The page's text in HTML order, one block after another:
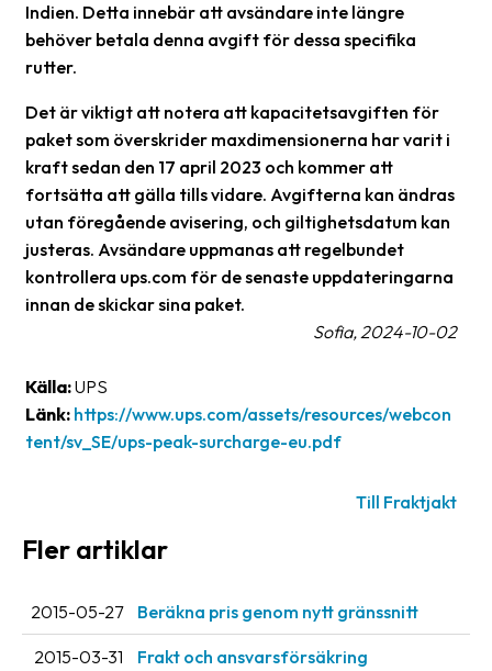
Om
Pressrum
Medarbetare
Jobb
&
karriär
Nyhetsarkiv
Villkor
och
farligt
innehåll
Indien. Detta innebär att avsändare inte längre
behöver betala denna avgift för dessa specifika
rutter.
Det är viktigt att notera att kapacitetsavgiften för
paket som överskrider maxdimensionerna har varit i
kraft sedan den 17 april 2023 och kommer att
fortsätta att gälla tills vidare. Avgifterna kan ändras
utan föregående avisering, och giltighetsdatum kan
justeras. Avsändare uppmanas att regelbundet
kontrollera ups.com för de senaste uppdateringarna
innan de skickar sina paket.
Sofia, 2024-10-02
Källa:UPS
Länk: https://www.ups.com/assets/resources/webcon
tent/sv_SE/ups-peak-surcharge-eu.pdf
Till Fraktjakt
Fler artiklar
2015-05-27 Beräkna pris genom nytt gränssnitt
2015-03-31 Frakt och ansvarsförsäkring